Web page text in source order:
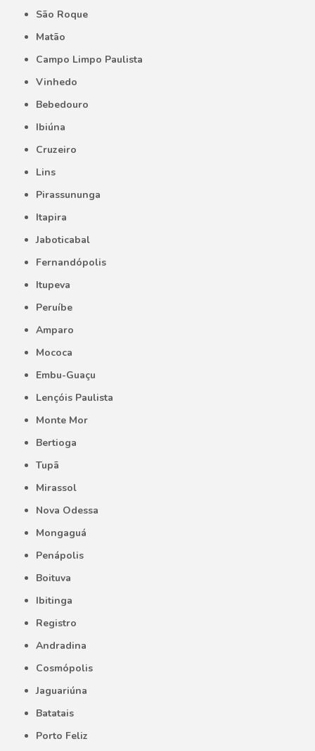
São Roque
Matão
Campo Limpo Paulista
Vinhedo
Bebedouro
Ibiúna
Cruzeiro
Lins
Pirassununga
Itapira
Jaboticabal
Fernandópolis
Itupeva
Peruíbe
Amparo
Mococa
Embu-Guaçu
Lençóis Paulista
Monte Mor
Bertioga
Tupã
Mirassol
Nova Odessa
Mongaguá
Penápolis
Boituva
Ibitinga
Registro
Andradina
Cosmópolis
Jaguariúna
Batatais
Porto Feliz